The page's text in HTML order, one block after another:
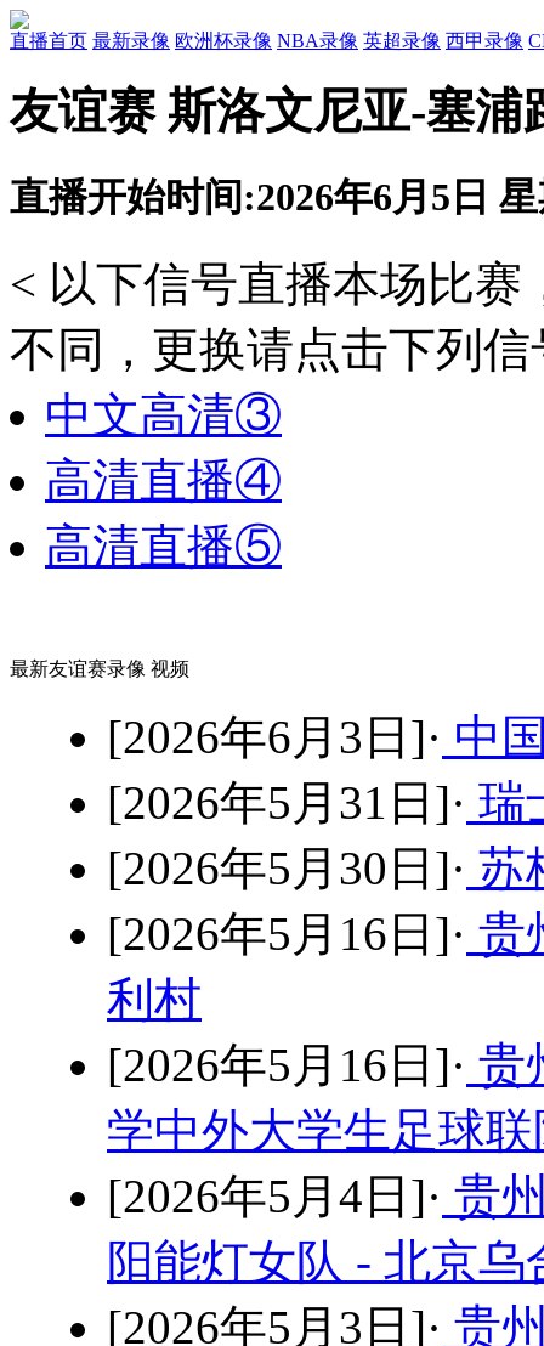
直播首页 最新录像 欧洲杯录像 NBA录像 英超录像 西甲录像
友谊赛 斯洛文尼亚-塞浦
直播开始时间:2026年6月5日
< 以下信号直播本场比
不同，更换请点击下列信
中文高清③
高清直播④
高清直播⑤
最新友谊赛录像 视频
[2026年6月3日]· 中
[2026年5月31日]· 瑞
[2026年5月30日]· 苏
[2026年5月16日]· 贵
利村
[2026年5月16日]· 贵
学中外大学生足球
[2026年5月4日]· 贵
阳能灯女队 - 北京
[2026年5月3日]· 贵